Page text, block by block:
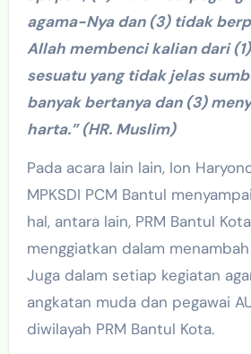
agama-Nya dan (3) tidak
Allah membenci kalian dari
sesuatu yang tidak jelas
banyak bertanya dan (3)
harta.” (HR. Muslim)
Pada acara lain lain, Ion
MPKSDI PCM Bantul
hal, antara lain, PRM Bantul
menggiatkan dalam
Juga dalam setiap kegiatan
angkatan muda dan pegawai
diwilayah PRM Bantul Kota.